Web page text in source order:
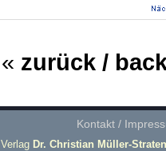
« zurück /
Kontakt /
Verlag Dr. Christian Müller-Straten